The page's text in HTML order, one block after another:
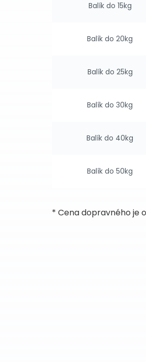
Balík do 15kg
Balík do 20kg
Balík do 25kg
Balík do 30kg
Balík do 40kg
Balík do 50kg
* Cena dopravného je